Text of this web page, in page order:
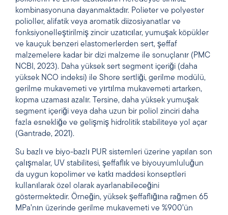
kombinasyonuna dayanmaktadır. Polieter ve polyester
polioller, alifatik veya aromatik diizosiyanatlar ve
fonksiyonelleştirilmiş zincir uzatıcılar, yumuşak köpükler
ve kauçuk benzeri elastomerlerden sert, şeffaf
malzemelere kadar bir dizi malzeme ile sonuçlanır (PMC
NCBI, 2023). Daha yüksek sert segment içeriği (daha
yüksek NCO indeksi) ile Shore sertliği, gerilme modülü,
gerilme mukavemeti ve yırtılma mukavemeti artarken,
kopma uzaması azalır. Tersine, daha yüksek yumuşak
segment içeriği veya daha uzun bir poliol zinciri daha
fazla esnekliğe ve gelişmiş hidrolitik stabiliteye yol açar
(Gantrade, 2021).
Su bazlı ve biyo-bazlı PUR sistemleri üzerine yapılan son
çalışmalar, UV stabilitesi, şeffaflık ve biyouyumluluğun
da uygun kopolimer ve katkı maddesi konseptleri
kullanılarak özel olarak ayarlanabileceğini
göstermektedir. Örneğin, yüksek şeffaflığına rağmen 65
MPa’nın üzerinde gerilme mukavemeti ve %900’ün